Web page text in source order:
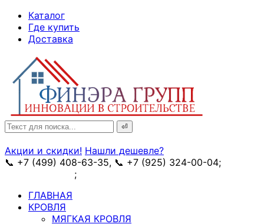
Skip
Content
Каталог
Где купить
Доставка
Search
for:
Акции и скидки! Нашли дешевле?
📞 +7 (499) 408-63-35, 📞 +7 (925) 324-00-04;
;
ГЛАВНАЯ
КРОВЛЯ
МЯГКАЯ КРОВЛЯ